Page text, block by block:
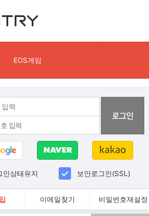
EOS게임
인상태유지 보안로그인(SSL)
이메일찾기 비밀번호재설정